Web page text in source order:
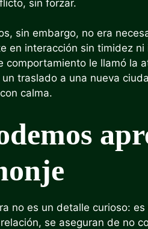
sin forzar.
sin embargo, no era
en interacción sin timidez
comportamiento le llamó la
traslado a una nueva
calma.
no es un detalle curioso:
se aseguran de no